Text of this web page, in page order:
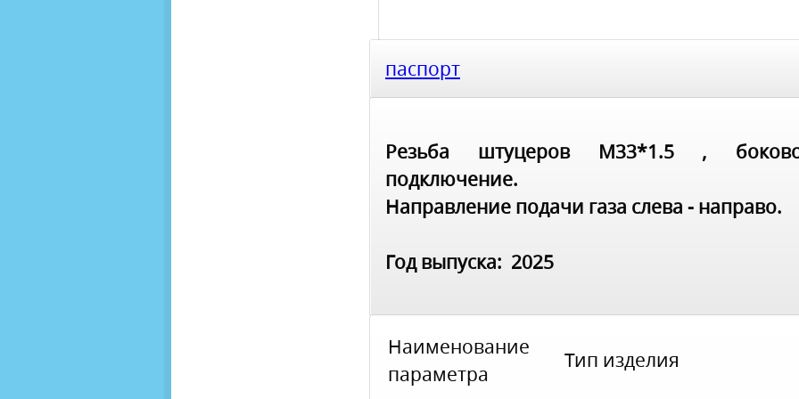
паспорт
Резьба штуцеров М33*1.5 ,
подключение.
Направление подачи газа слева - направо.
Год выпуска: 2025
Наименование
параметра
Тип изделия